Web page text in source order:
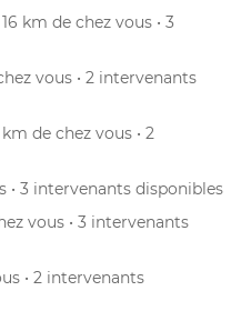
16 km de chez vous • 3
vous • 2 intervenants
km de chez vous • 2
• 3 intervenants disponibles
vous • 3 intervenants
• 2 intervenants